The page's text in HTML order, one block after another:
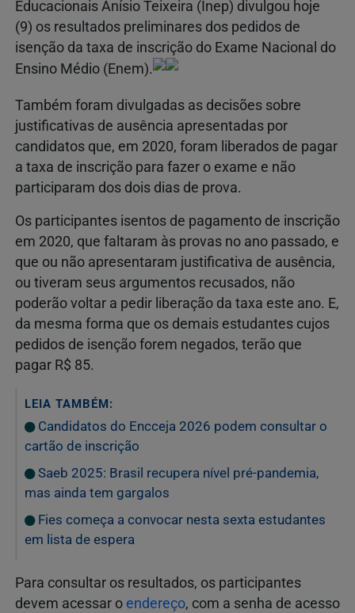
Educacionais Anísio Teixeira (Inep) divulgou hoje
(9) os resultados preliminares dos pedidos de
isenção da taxa de inscrição do Exame Nacional do
Ensino Médio (Enem).
Também foram divulgadas as decisões sobre
justificativas de ausência apresentadas por
candidatos que, em 2020, foram liberados de pagar
a taxa de inscrição para fazer o exame e não
participaram dos dois dias de prova.
Os participantes isentos de pagamento de inscrição
em 2020, que faltaram às provas no ano passado, e
que ou não apresentaram justificativa de ausência,
ou tiveram seus argumentos recusados, não
poderão voltar a pedir liberação da taxa este ano. E,
da mesma forma que os demais estudantes cujos
pedidos de isenção forem negados, terão que
pagar R$ 85.
LEIA TAMBÉM:
Candidatos do Encceja 2026 podem consultar o
cartão de inscrição
Saeb 2025: Brasil recupera nível pré-pandemia,
mas ainda tem gargalos
Fies começa a convocar nesta sexta estudantes
em lista de espera
Para consultar os resultados, os participantes
devem acessar o endereço, com a senha de acesso